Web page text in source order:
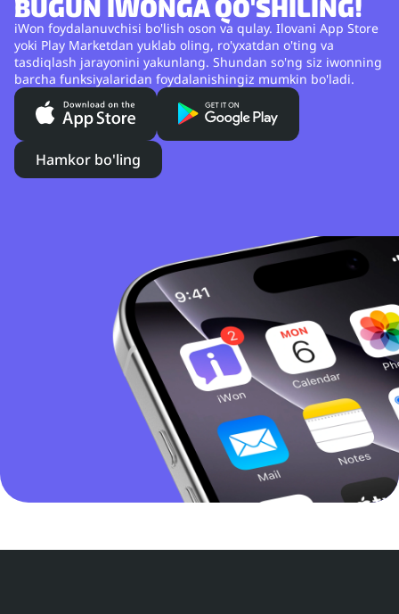
BUGUN IWONGA QO'SHILING!
iWon foydalanuvchisi bo'lish oson va qulay. Ilovani App Store
yoki Play Marketdan yuklab oling, ro'yxatdan o'ting va
tasdiqlash jarayonini yakunlang. Shundan so'ng siz iwonning
barcha funksiyalaridan foydalanishingiz mumkin bo'ladi.
Hamkor bo'ling